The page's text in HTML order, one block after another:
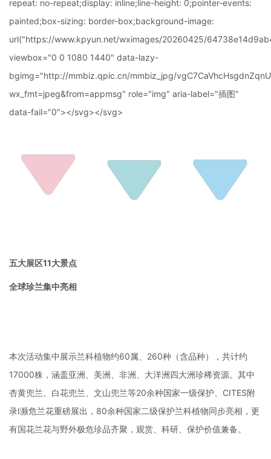
repeat: no-repeat;display: inline;line-height: 0;pointer-events:
painted;box-sizing: border-box;background-image:
url("https://www.kpyun.net/wximages/20260425/
viewbox="0 0 1080 1440" data-lazy-
bgimg="http://mmbiz.qpic.cn/mmbiz_jpg/
wx_fmt=jpeg&from=appmsg" role="img" aria-label="插图"
data-fail="0"></svg></svg>
五大展区11大景点
全球珍兰集中亮相
本次活动集中展示兰科植物约60属、260种（含品种），共计约
17000株，涵盖亚洲、美洲、非洲、大洋洲四大洲珍稀资源。其中
杏黄兜兰、白花兜兰、文山兜兰等20余种国家一级保护、CITES附
录Ⅰ濒危兰花重磅展出，80余种国家二级保护兰科植物同步亮相，更
有国花兰花与野外极危珍品齐聚，观赏、科研、保护价值兼备。